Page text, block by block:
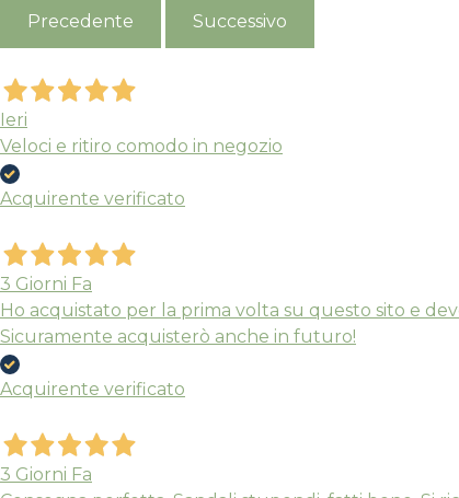
Precedente
Successivo
Ieri
Veloci e ritiro comodo in negozio
Acquirente verificato
3 Giorni Fa
Ho acquistato per la prima volta su questo sito e
Sicuramente acquisterò anche in futuro!
Acquirente verificato
3 Giorni Fa